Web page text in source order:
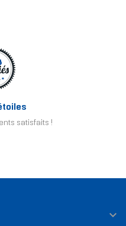
satisfaits !
